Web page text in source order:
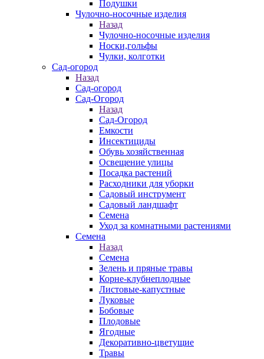
Подушки
Чулочно-носочные изделия
Назад
Чулочно-носочные изделия
Носки,гольфы
Чулки, колготки
Сад-огород
Назад
Сад-огород
Сад-Огород
Назад
Сад-Огород
Емкости
Инсектициды
Обувь хозяйственная
Освещение улицы
Посадка растений
Расходники для уборки
Садовый инструмент
Садовый ландшафт
Семена
Уход за комнатными растениями
Семена
Назад
Семена
Зелень и пряные травы
Корне-клубнеплодные
Листовые-капустные
Луковые
Бобовые
Плодовые
Ягодные
Декоративно-цветущие
Травы